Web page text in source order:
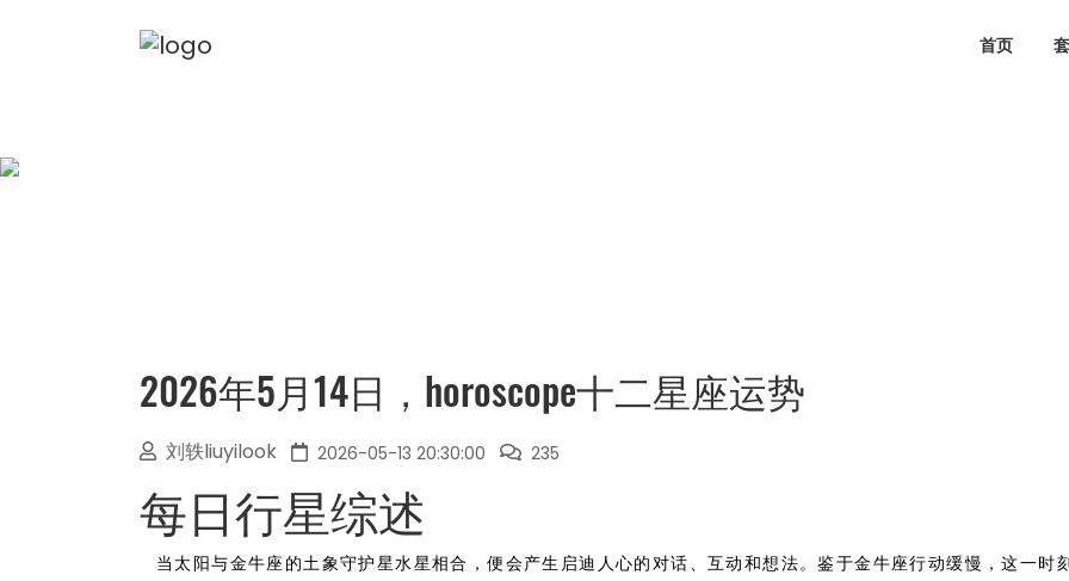
首页
2026年5月14日，horoscope十二星座运势
刘轶liuyilook 2026-05-13 20:30:00 235
每日行星综述
当太阳与金牛座的土象守护星水星相合，便会产生启迪人心的对话、互动和想法。鉴于金牛座行动缓慢，这一时